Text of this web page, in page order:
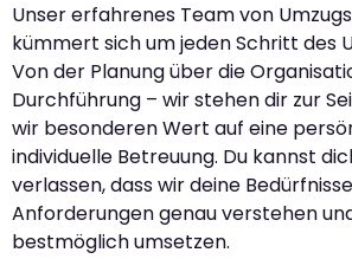
Unser erfahrenes Team von
kümmert sich um jeden Schritt des
Von der Planung über die
Durchführung – wir stehen dir zur
wir besonderen Wert auf eine
individuelle Betreuung. Du kannst
verlassen, dass wir deine
Anforderungen genau verstehen
bestmöglich umsetzen.